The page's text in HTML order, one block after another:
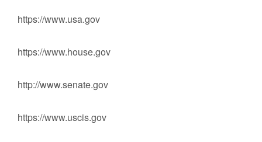
https://www.usa.gov
https://www.house.gov
http://www.senate.gov
https://www.uscis.gov